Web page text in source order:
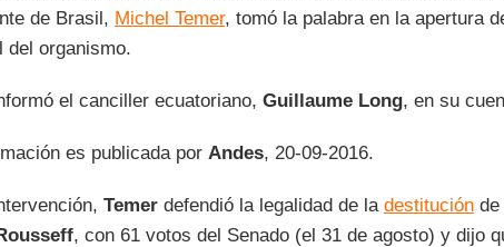
de Brasil, Michel Temer, tomó la palabra en la apertura
del organismo.
el canciller ecuatoriano, Guillaume Long, en su
es publicada por Andes, 20-09-2016.
Temerdefendió la legalidad de la destituciónde
, con 61 votos del Senado (el 31 de agosto) y dijo